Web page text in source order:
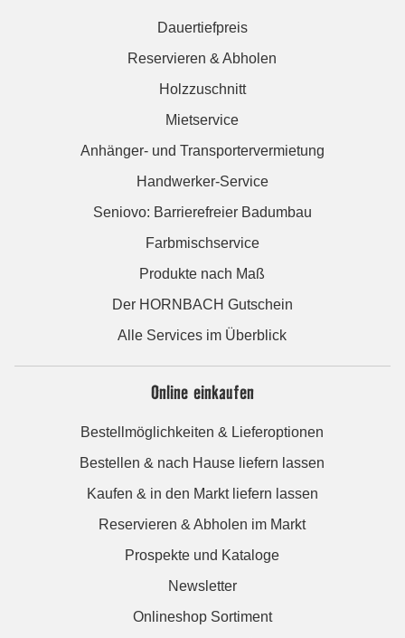
Dauertiefpreis
Reservieren & Abholen
Holzzuschnitt
Mietservice
Anhänger- und Transportervermietung
Handwerker-Service
Seniovo: Barrierefreier Badumbau
Farbmischservice
Produkte nach Maß
Der HORNBACH Gutschein
Alle Services im Überblick
Online einkaufen
Bestellmöglichkeiten & Lieferoptionen
Bestellen & nach Hause liefern lassen
Kaufen & in den Markt liefern lassen
Reservieren & Abholen im Markt
Prospekte und Kataloge
Newsletter
Onlineshop Sortiment